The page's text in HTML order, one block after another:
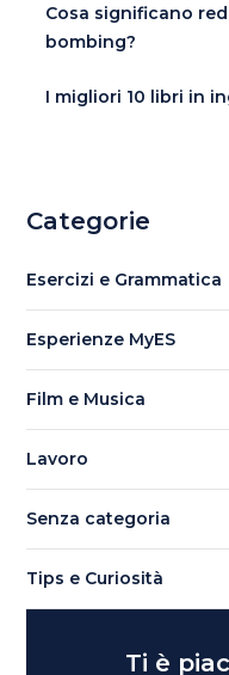
Cosa significano
bombing?
I migliori 10 libri in
Categorie
Esercizi e Grammatica
Esperienze MyES
Film e Musica
Lavoro
Senza categoria
Tips e Curiosità
Ti è